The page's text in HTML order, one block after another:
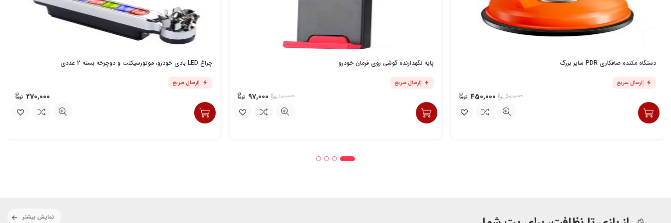
دستگاه مکنده صافکاری PDR سایز بزرگ
ارسال سریع
500,000
450,000
پایه نگهدارنده گوشی روی فرمان خودرو
ارسال سریع
100,000
97,000
چراغ LED بادی خودرو، موتورسیکلت و دوچرخه بسته 2 عددی
ارسال سریع
270,000
نمایش بیشتر